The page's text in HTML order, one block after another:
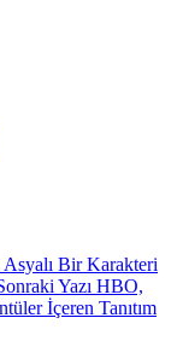
Asyalı Bir Karakteri
Yazı HBO,
İçeren Tanıtım